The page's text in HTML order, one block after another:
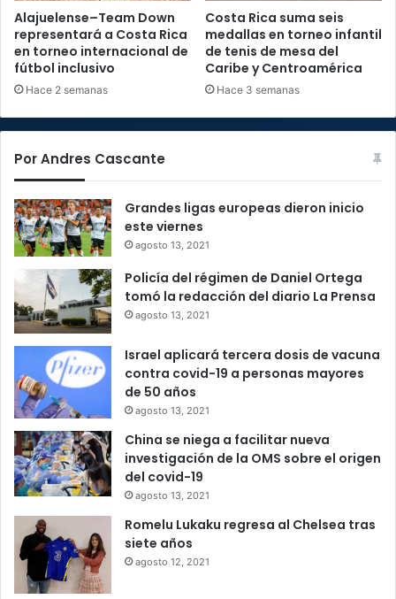
Alajuelense–Team Down
representará a Costa Rica
en torneo internacional de
fútbol inclusivo
Hace 2 semanas
Costa Rica suma seis
medallas en torneo infantil
de tenis de mesa del
Caribe y Centroamérica
Hace 3 semanas
Por Andres Cascante
Grandes ligas europeas dieron inicio
este viernes
agosto 13, 2021
Policía del régimen de Daniel Ortega
tomó la redacción del diario La Prensa
agosto 13, 2021
Israel aplicará tercera dosis de vacuna
contra covid-19 a personas mayores
de 50 años
agosto 13, 2021
China se niega a facilitar nueva
investigación de la OMS sobre el origen
del covid-19
agosto 13, 2021
Romelu Lukaku regresa al Chelsea tras
siete años
agosto 12, 2021